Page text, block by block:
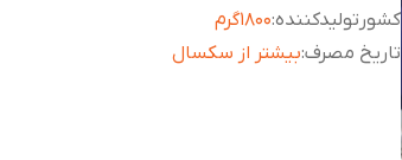
کشورتولیدکننده:۱۸۰۰گرم
تاریخ مصرف:بیشتر از سکسال